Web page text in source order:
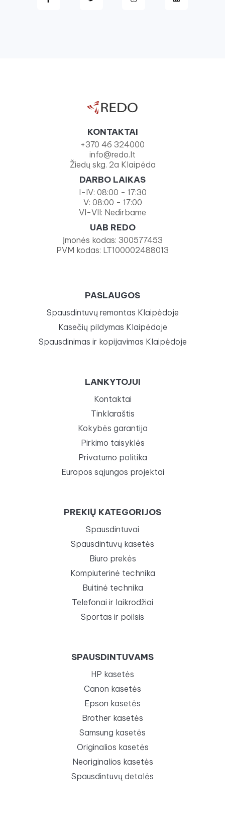
KONTAKTAI
+370 46 324000
info@redo.lt
Žiedų skg. 2a Klaipėda
DARBO LAIKAS
I-IV: 08:00 - 17:30
V: 08:00 - 17:00
VI-VII: Nedirbame
UAB REDO
Įmonės kodas: 300577453
PVM kodas: LT100002488013
PASLAUGOS
Spausdintuvų remontas Klaipėdoje
Kasečių pildymas Klaipėdoje
Spausdinimas ir kopijavimas Klaipėdoje
LANKYTOJUI
Kontaktai
Tinklaraštis
Kokybės garantija
Pirkimo taisyklės
Privatumo politika
Europos sąjungos projektai
PREKIŲ KATEGORIJOS
Spausdintuvai
Spausdintuvų kasetės
Biuro prekės
Kompiuterinė technika
Buitinė technika
Telefonai ir laikrodžiai
Sportas ir poilsis
SPAUSDINTUVAMS
HP kasetės
Canon kasetės
Epson kasetės
Brother kasetės
Samsung kasetės
Originalios kasetės
Neoriginalios kasetės
Spausdintuvų detalės